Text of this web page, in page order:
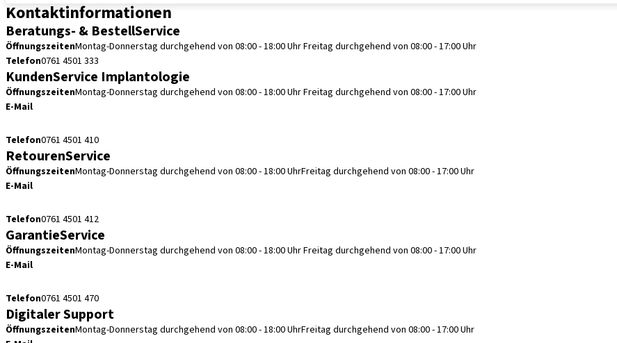
Kontaktinformationen
Beratungs- & BestellService
ÖffnungszeitenMontag-Donnerstag durchgehend von 08:00 - 18:00 UhrFreitag durchgehend von 08:00 - 17:00 Uhr
Telefon0761 4501 333
KundenService Implantologie
ÖffnungszeitenMontag-Donnerstag durchgehend von 08:00 - 18:00 UhrFreitag durchgehend von 08:00 - 17:00 Uhr
E-Mail
Telefon0761 4501 410
RetourenService
ÖffnungszeitenMontag-Donnerstag durchgehend von 08:00 - 18:00 UhrFreitag durchgehend von 08:00 - 17:00 Uhr
E-Mail
Telefon0761 4501 412
GarantieService
ÖffnungszeitenMontag-Donnerstag durchgehend von 08:00 - 18:00 UhrFreitag durchgehend von 08:00 - 17:00 Uhr
E-Mail
Telefon0761 4501 470
Digitaler Support
ÖffnungszeitenMontag-Donnerstag durchgehend von 08:00 - 18:00 UhrFreitag durchgehend von 08:00 - 17:00 Uhr